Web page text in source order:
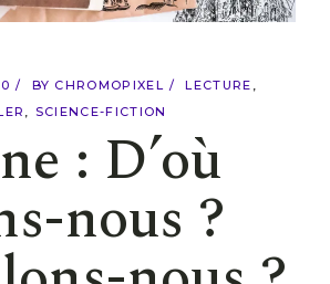
BY CHROMOPIXEL
LECTURE
SCIENCE-FICTION
: D’où
nous ?